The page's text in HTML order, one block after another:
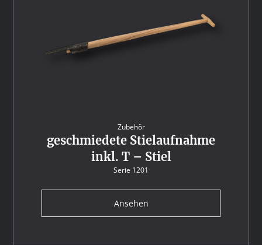
Zubehör
geschmiedete Stielaufnahme
inkl. T – Stiel
Serie 1201
Ansehen